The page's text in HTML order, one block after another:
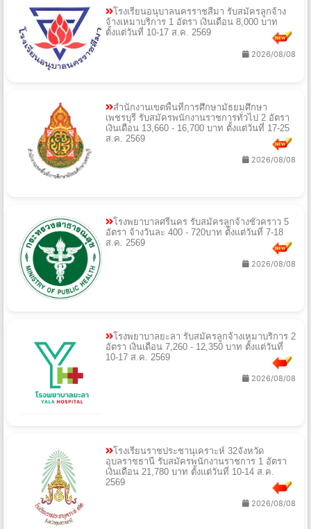
โรงเรียนอนุบาลนครราชสีมา รับสมัครลูกจ้าง
จ้างเหมาบริการ 1 อัตรา เงินเดือน 8,000 บาท
ตั้งแต่วันที่ 10-17 ส.ค. 2569
2026/08/08
สำนักงานเขตพื้นที่การศึกษามัธยมศึกษา
เพชรบุรี รับสมัครพนักงานราชการทั่วไป 2 อัตรา
เงินเดือน 13,660 - 16,700 บาท ตั้งแต่วันที่ 17-25
ส.ค. 2569
2026/08/08
โรงพยาบาลศรีนคร รับสมัครลูกจ้างชั่วคราว 5
อัตรา จ้างวันละ 400 - 720บาท ตั้งแต่วันที่ 7-18
ส.ค. 2569
2026/08/08
โรงพยาบาลยะลา รับสมัครลูกจ้างเหมาบริการ 2
อัตรา เงินเดือน 7,260 - 12,350 บาท ตั้งแต่วันที่
10-17 ส.ค. 2569
2026/08/08
โรงเรียนราชประชานุเคราะห์ 32จังหวัด
อุบลราชธานี รับสมัครพนักงานราชการ 1 อัตรา
เงินเดือน 21,780 บาท ตั้งแต่วันที่ 10-14 ส.ค.
2569
2026/08/08